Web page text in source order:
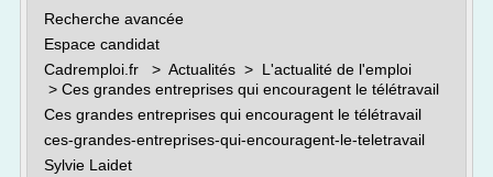
Recherche avancée
Espace candidat
Cadremploi.fr > Actualités > L'actualité de l'emploi
> Ces grandes entreprises qui encouragent le télétravail
Ces grandes entreprises qui encouragent le télétravail
ces-grandes-entreprises-qui-encouragent-le-teletravail
Sylvie Laidet